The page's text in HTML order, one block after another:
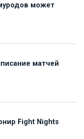
может
матчей
Fight Nights